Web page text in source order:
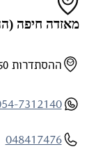
מאזדה חיפה
ההסתדרות 50, חיפה (הכניסה דרך רח' ליאון שטיין)
054-7312140
048417476